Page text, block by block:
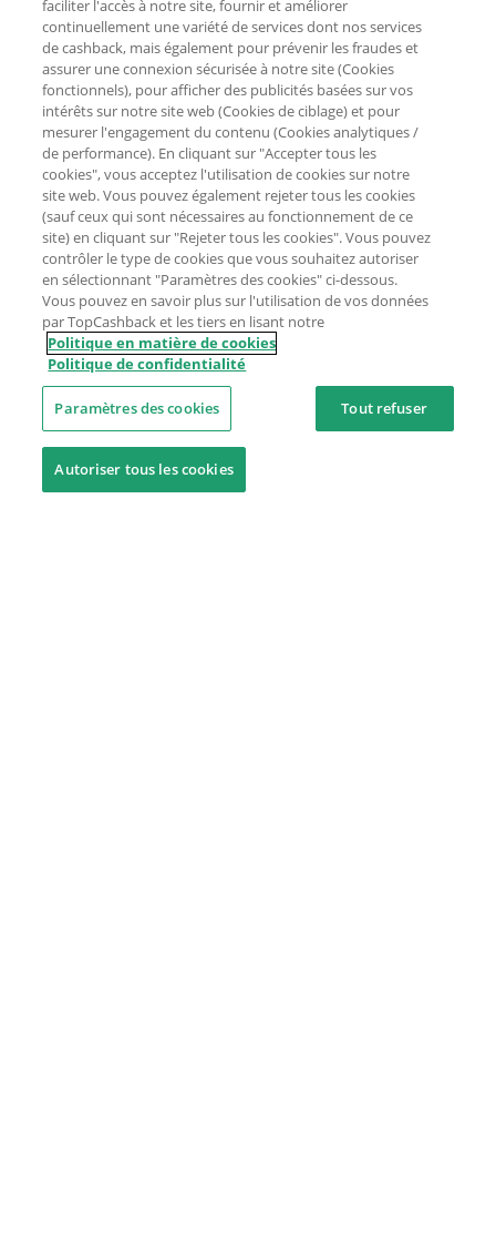
faciliter l'accès à notre site, fournir et améliorer
continuellement une variété de services dont nos services
de cashback, mais également pour prévenir les fraudes et
assurer une connexion sécurisée à notre site (Cookies
fonctionnels), pour afficher des publicités basées sur vos
intérêts sur notre site web (Cookies de ciblage) et pour
mesurer l'engagement du contenu (Cookies analytiques /
de performance). En cliquant sur "Accepter tous les
cookies", vous acceptez l'utilisation de cookies sur notre
site web. Vous pouvez également rejeter tous les cookies
(sauf ceux qui sont nécessaires au fonctionnement de ce
site) en cliquant sur "Rejeter tous les cookies". Vous pouvez
contrôler le type de cookies que vous souhaitez autoriser
en sélectionnant "Paramètres des cookies" ci-dessous.
Vous pouvez en savoir plus sur l'utilisation de vos données
par TopCashback et les tiers en lisant notre
Politique en matière de cookies
Politique de confidentialité
Paramètres des cookies Tout refuser
Autoriser tous les cookies